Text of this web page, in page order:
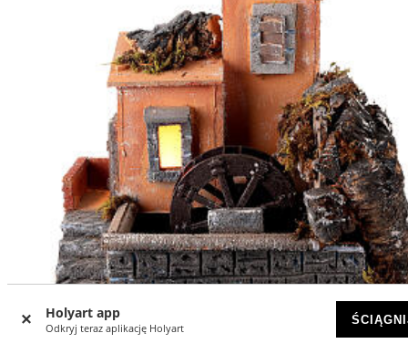
Holyart app
Odkryj teraz aplikację Holyart